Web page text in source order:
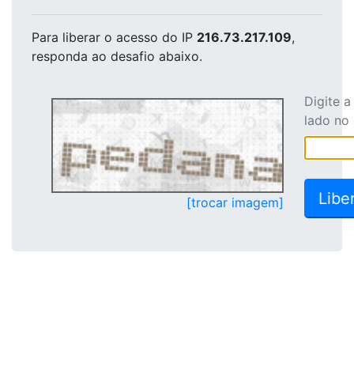
Para liberar o acesso do IP 216.73.217.109,
responda ao desafio abaixo.
[trocar imagem]
Digite
lado no